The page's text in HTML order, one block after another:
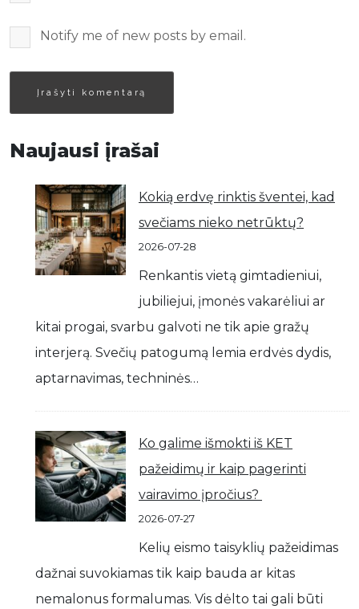
Notify me of new posts by email.
Naujausi įrašai
Kokią erdvę rinktis šventei, kad
svečiams nieko netrūktų?
2026-07-28
Renkantis vietą gimtadieniui,
jubiliejui, įmonės vakarėliui ar
kitai progai, svarbu galvoti ne tik apie gražų
interjerą. Svečių patogumą lemia erdvės dydis,
aptarnavimas, techninės…
Ko galime išmokti iš KET
pažeidimų ir kaip pagerinti
vairavimo įpročius?
2026-07-27
Kelių eismo taisyklių pažeidimas
dažnai suvokiamas tik kaip bauda ar kitas
nemalonus formalumas. Vis dėlto tai gali būti